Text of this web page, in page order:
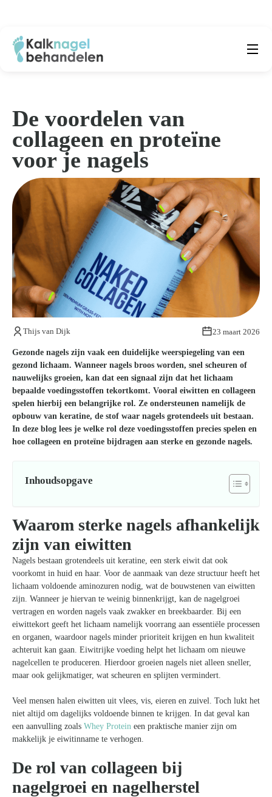
Middelen kalknagels
Reviews
Kennisbank
Over ons
Kom van je kalknagels af
De voordelen van
collageen en proteïne
voor je nagels
Thijs van Dijk 23 maart 2026
Gezonde nagels zijn vaak een duidelijke weerspiegeling van een
gezond lichaam. Wanneer nagels broos worden, snel scheuren of
nauwelijks groeien, kan dat een signaal zijn dat het lichaam
bepaalde voedingsstoffen tekortkomt. Vooral eiwitten en collageen
spelen hierbij een belangrijke rol. Ze ondersteunen namelijk de
opbouw van keratine, de stof waar nagels grotendeels uit bestaan.
In deze blog lees je welke rol deze voedingsstoffen precies spelen en
hoe collageen en proteïne bijdragen aan sterke en gezonde nagels.
Inhoudsopgave
Waarom sterke nagels afhankelijk
zijn van eiwitten
Nagels bestaan grotendeels uit keratine, een sterk eiwit dat ook
voorkomt in huid en haar. Voor de aanmaak van deze structuur heeft het
lichaam voldoende aminozuren nodig, wat de bouwstenen van eiwitten
zijn. Wanneer je hiervan te weinig binnenkrijgt, kan de nagelgroei
vertragen en worden nagels vaak zwakker en breekbaarder. Bij een
eiwittekort geeft het lichaam namelijk voorrang aan essentiële processen
en organen, waardoor nagels minder prioriteit krijgen en hun kwaliteit
achteruit kan gaan. Eiwitrijke voeding helpt het lichaam om nieuwe
nagelcellen te produceren. Hierdoor groeien nagels niet alleen sneller,
maar ook gelijkmatiger, wat scheuren en splijten vermindert.
Veel mensen halen eiwitten uit vlees, vis, eieren en zuivel. Toch lukt het
niet altijd om dagelijks voldoende binnen te krijgen. In dat geval kan
een aanvulling zoals Whey Protein een praktische manier zijn om
makkelijk je eiwitinname te verhogen.
De rol van collageen bij
nagelgroei en nagelherstel